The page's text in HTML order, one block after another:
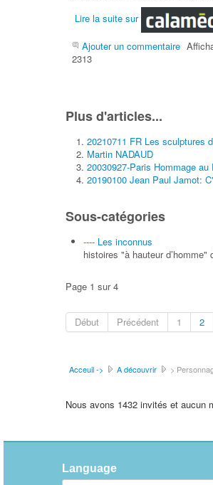
Lire la suite sur
Ajouter un commentaire
2313
Plus d'articles...
20210711 FR Les sculptures
Martin NADAUD
20030927-Paris Hommage
20190100 Jean Paul Jamot:
Sous-catégories
---- Les inconnus
histoires "à hauteur
Page 1 sur 4
Début Précédent 1 2
Acceuil -> A découvrir >
Nous avons 1432 invités et aucun
Language